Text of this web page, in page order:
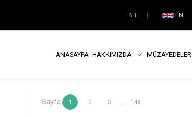
₺TL | EN
ANASAYFA HAKKIMIZDA MÜZAYEDELER
Sayfa 1 2 3 148